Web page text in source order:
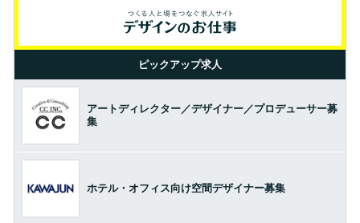
ピックアップ求人
アートディレクター／デザイナー／プロデューサー募
集
ホテル・オフィス向け空間デザイナー募集